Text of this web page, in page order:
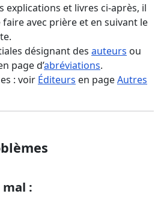
explications et livres ci-après, il
avec prière et en suivant le
désignant des auteurs ou
page d’abréviations.
: voir Éditeurs en pageAutres
: